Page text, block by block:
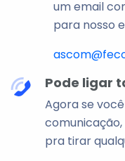
um email
para nosso
Pode ligar
Agora se
comunicação,
pra tirar